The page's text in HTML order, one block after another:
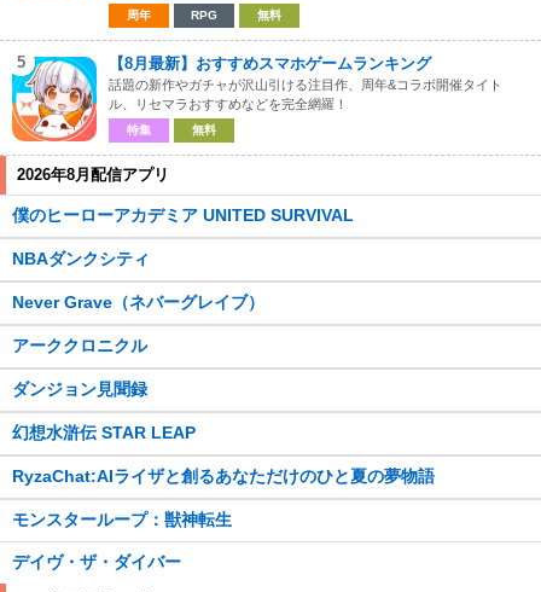
周年 RPG 無料
5 【8月最新】おすすめスマホゲームランキング
話題の新作やガチャが沢山引ける注目作、周年&コラボ開催タイト
ル、リセマラおすすめなどを完全網羅！
特集 無料
2026年8月配信アプリ
僕のヒーローアカデミア UNITED SURVIVAL
NBAダンクシティ
Never Grave（ネバーグレイブ）
アーククロニクル
ダンジョン見聞録
幻想水滸伝 STAR LEAP
RyzaChat:AIライザと創るあなただけのひと夏の夢物語
モンスターループ：獣神転生
デイヴ・ザ・ダイバー